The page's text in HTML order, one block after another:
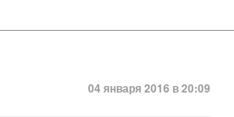
04 января 2016 в 20:09